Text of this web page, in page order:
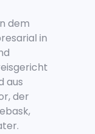
dem
in
aus
der